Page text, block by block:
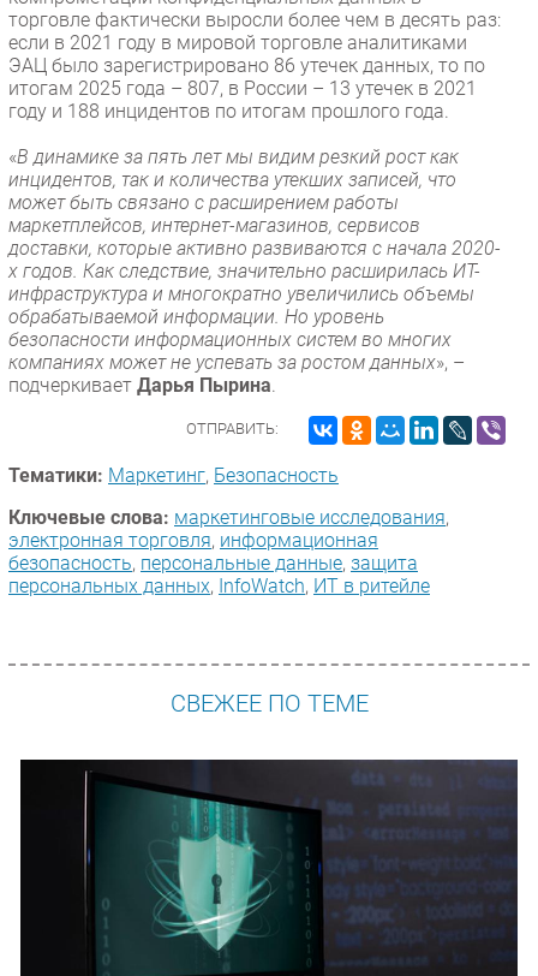
торговле фактически выросли более чем в десять раз:
если в 2021 году в мировой торговле аналитиками
ЭАЦ было зарегистрировано 86 утечек данных, то по
итогам 2025 года – 807, в России – 13 утечек в 2021
году и 188 инцидентов по итогам прошлого года.
«В динамике за пять лет мы видим резкий рост как
инцидентов, так и количества утекших записей, что
может быть связано с расширением работы
маркетплейсов, интернет-магазинов, сервисов
доставки, которые активно развиваются с начала 2020-
х годов. Как следствие, значительно расширилась ИТ-
инфраструктура и многократно увеличились объемы
обрабатываемой информации. Но уровень
безопасности информационных систем во многих
компаниях может не успевать за ростом данных», –
подчеркивает Дарья Пырина
ОТПРАВИТЬ:
Тематики: Маркетинг, Безопасность
Ключевые слова: маркетинговые исследования,
электронная торговля, информационная
безопасность, персональные данные, защита
персональных данных, InfoWatch, ИТ в ритейле
СВЕЖЕЕ ПО ТЕМЕ